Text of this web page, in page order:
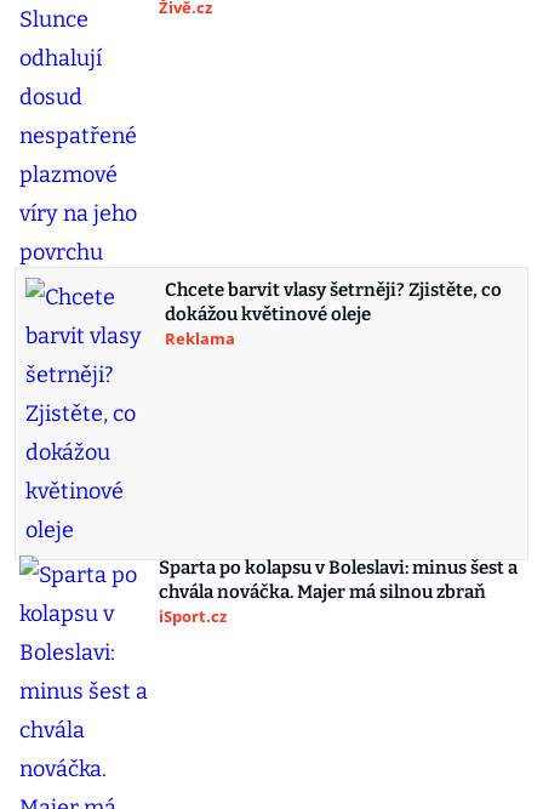
Živě.cz
Chcete barvit vlasy šetrněji? Zjistěte, co
dokážou květinové oleje
Reklama
Sparta po kolapsu v Boleslavi: minus šest a
chvála nováčka. Majer má silnou zbraň
iSport.cz